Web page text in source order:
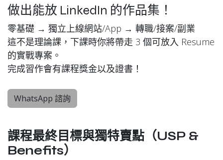
做出能放 LinkedIn 的作品集！
零基礎 → 獨立上線網站/App → 轉職/接案/副業
這不是理論課，下課時你將帶走 3 個可放入 Resume
的實戰專案。
完成習作會有課程獎金以及證書！
WhatsApp 諮詢
課程最終目標與獨特賣點（USP &
Benefits）